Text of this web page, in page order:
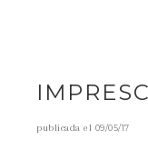
publicada el 09/05/17